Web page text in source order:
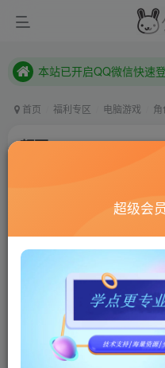
首页 福利专区 电脑游戏
颠覆/Subverse
联网教程： 内附教程
单机教程： 内附教程
不懂的话联系客服！！！
本站的资源转载自国
验。如果您喜欢该游戏内
游戏介绍
超级会